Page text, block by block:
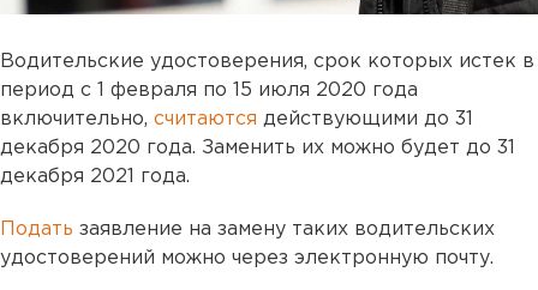
Водительские удостоверения, срок которых истек в
период с 1 февраля по 15 июля 2020 года
включительно, считаются действующими до 31
декабря 2020 года. Заменить их можно будет до 31
декабря 2021 года.
Подать заявление на замену таких водительских
удостоверений можно через электронную почту.